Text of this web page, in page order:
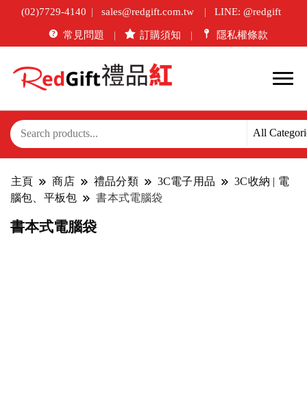
(02)7729-4140 sales@redgift.com.tw LINE: @redgift
常見問題 訂購須知 隱私權條款
主頁 商店 禮品分類 3C電子用品
3C收納 | 電
腦包、平板包
書本式電腦袋
書本式電腦袋